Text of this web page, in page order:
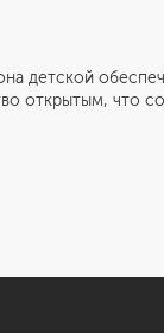
открытым, что